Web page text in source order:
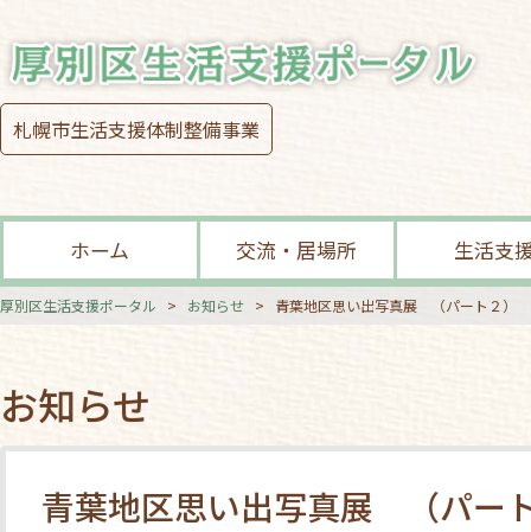
札幌市生活支援体制整備事業
ホーム 交流・居場所 生活支
厚別区生活支援ポータル > お知らせ > 青葉地区思い出写真展 （パート２）
お知らせ
青葉地区思い出写真展 （パー